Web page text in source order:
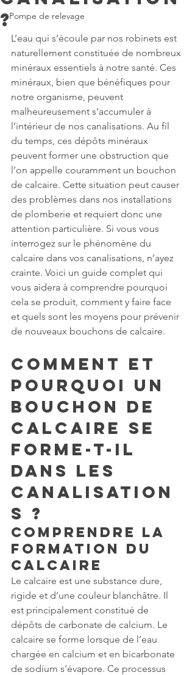
Pompe de relevage
?
L’eau qui s’écoule par nos robinets est
naturellement constituée de nombreux
minéraux essentiels à notre santé. Ces
minéraux, bien que bénéfiques pour
notre organisme, peuvent
malheureusement s’accumuler à
l’intérieur de nos canalisations. Au fil
du temps, ces dépôts minéraux
peuvent former une obstruction que
l’on appelle couramment un bouchon
de calcaire. Cette situation peut causer
des problèmes dans nos installations
de plomberie et requiert donc une
attention particulière. Si vous vous
interrogez sur le phénomène du
calcaire dans vos canalisations, n’ayez
crainte. Voici un guide complet qui
vous aidera à comprendre pourquoi
cela se produit, comment y faire face
et quels sont les moyens pour prévenir
de nouveaux bouchons de calcaire.
Comment et
pourquoi un
bouchon de
calcaire se
forme-t-il
dans les
canalisation
s ?
Comprendre la
formation du
calcaire
Le calcaire est une substance dure,
rigide et d’une couleur blanchâtre. Il
est principalement constitué de
dépôts de carbonate de calcium. Le
calcaire se forme lorsque de l’eau
chargée en calcium et en bicarbonate
de sodium s’évapore. Ce processus